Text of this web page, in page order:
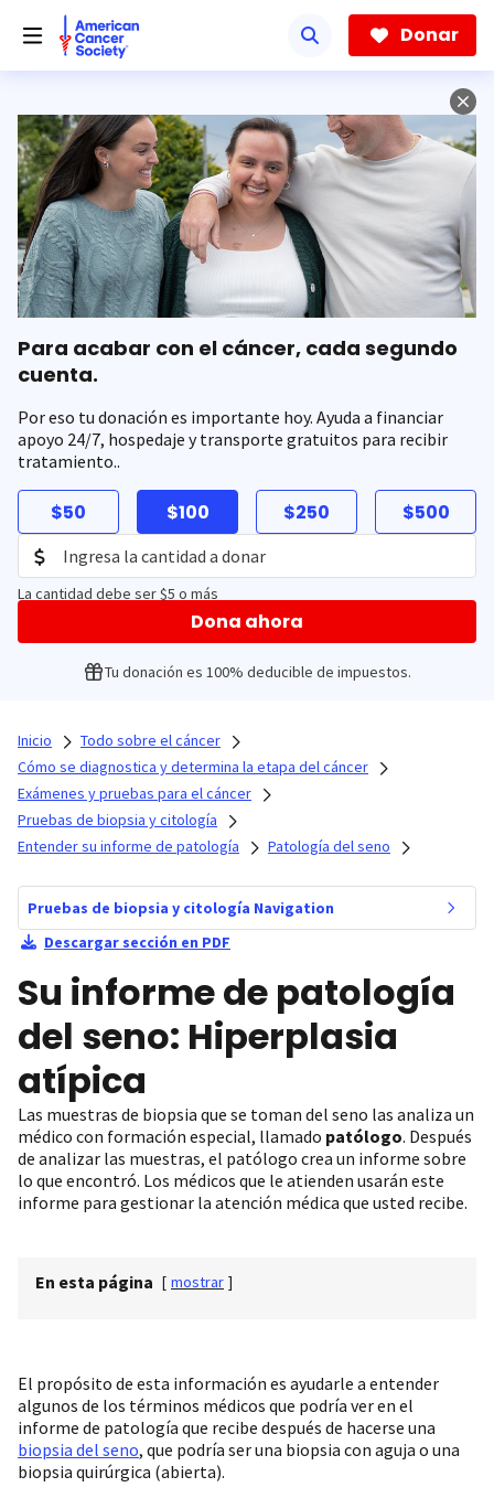
hacia
contenido
Donar
Para acabar con el cáncer, cada segundo
cuenta.
Por eso tu donación es importante hoy. Ayuda a financiar
apoyo 24/7, hospedaje y transporte gratuitos para recibir
tratamiento..
$50 $100 $250 $500
La cantidad debe ser $5 o más
Dona ahora
Tu donación es 100% deducible de impuestos.
Inicio
Todo sobre el cáncer
Cómo se diagnostica y determina la etapa del cáncer
Exámenes y pruebas para el cáncer
Pruebas de biopsia y citología
Entender su informe de patología
Patología del seno
Pruebas de biopsia y citología Navigation
Descargar sección en PDF
Su informe de patología
del seno: Hiperplasia
atípica
Las muestras de biopsia que se toman del seno las analiza un
médico con formación especial, llamado patólogo. Después
de analizar las muestras, el patólogo crea un informe sobre
lo que encontró. Los médicos que le atienden usarán este
informe para gestionar la atención médica que usted recibe.
En esta página [ mostrar ]
El propósito de esta información es ayudarle a entender
algunos de los términos médicos que podría ver en el
informe de patología que recibe después de hacerse una
biopsia del seno, que podría ser una biopsia con aguja o una
biopsia quirúrgica (abierta).